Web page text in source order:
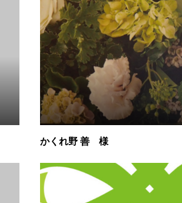
かくれ野 善 様